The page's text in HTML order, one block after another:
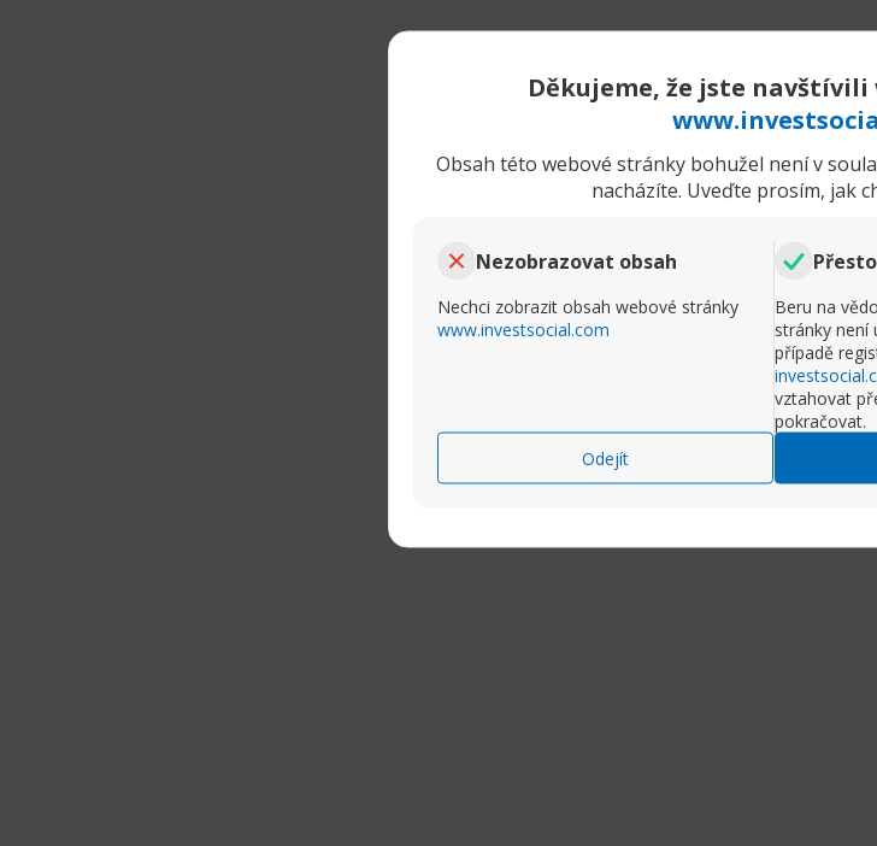
Děkujeme, že jste
Obsah této webové stránky bohužel není v
nacházíte. Uveďte prosím, jak
Nezobrazovat obsah
Nechci zobrazit obsah webové stránky
www.investsocial.com
Odejít
Beru na
stránky není
případě
vztahovat
pokračovat.